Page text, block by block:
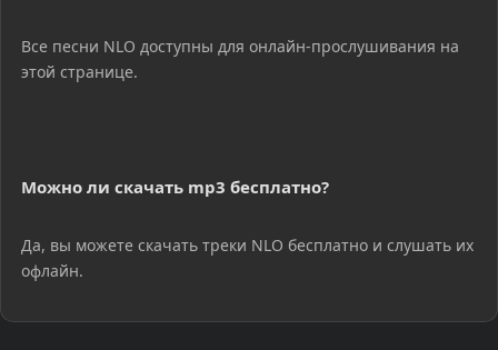
Все песни NLO доступны для онлайн-прослушивания на
этой странице.
Можно ли скачать mp3 бесплатно?
Да, вы можете скачать треки NLO бесплатно и слушать их
офлайн.